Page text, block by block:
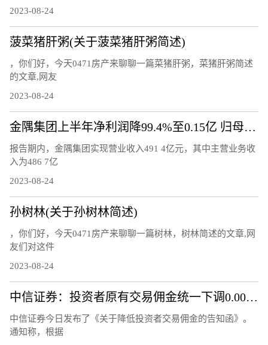
2023-08-24
菠菜猪肝粥(关于菠菜猪肝粥简述)
，你们好，今天0471房产来聊聊一篇菜猪肝粥，菜猪肝粥简述
的文章,网友
2023-08-24
金隅集团上半年净利润降99.4%至0.15亿 归母净利润降77.7%
报告期内，金隅集团实现营业收入491 4亿元，其中主营业务收
入为486 7亿
2023-08-24
孙树林(关于孙树林简述)
，你们好，今天0471房产来聊聊一篇树林，树林简述的文章,网
友们对这件
2023-08-24
中信证券：投资者原有交易佣金统一下调0.00146%
中信证券今日发布了《关于降低投资者交易佣金的告知函》。
通知称，根据